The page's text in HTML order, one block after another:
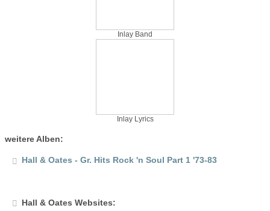
Inlay Band
Inlay Lyrics
weitere Alben:
Hall & Oates - Gr. Hits Rock 'n Soul Part 1 '73-83
Hall & Oates Websites: